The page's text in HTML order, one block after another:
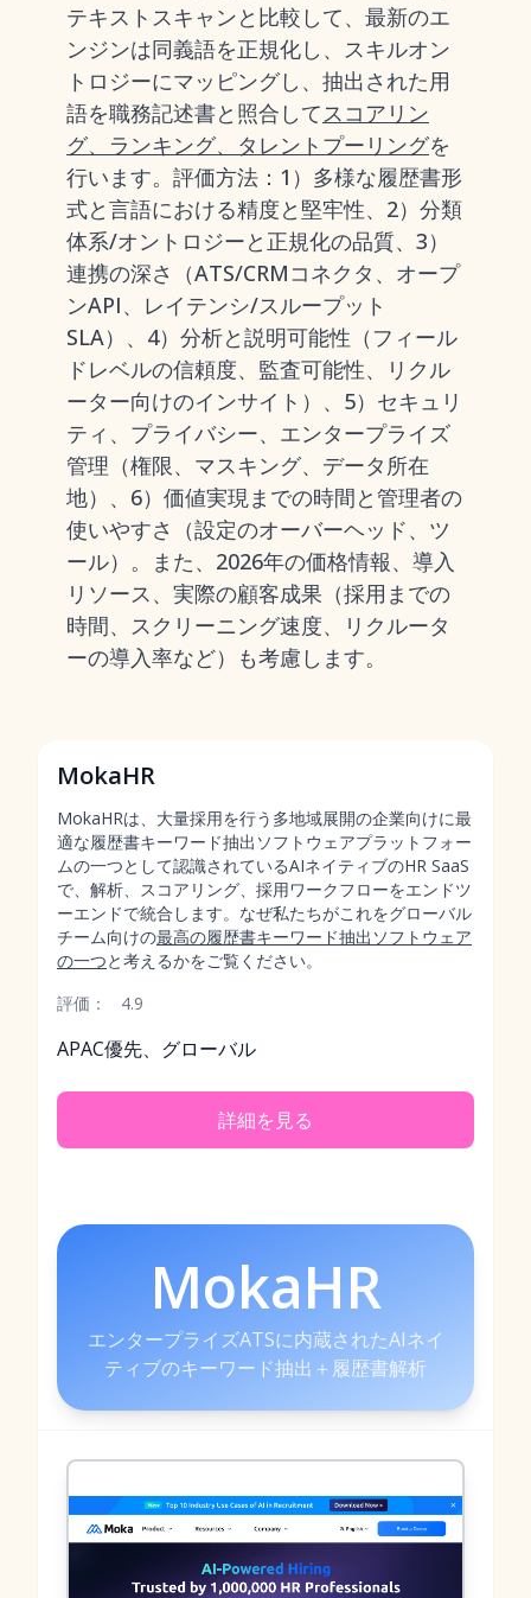
テキストスキャンと比較して、最新のエ
ンジンは同義語を正規化し、スキルオン
トロジーにマッピングし、抽出された用
語を職務記述書と照合してスコアリン
グ、ランキング、タレントプーリングを
行います。評価方法：1）多様な履歴書形
式と言語における精度と堅牢性、2）分類
体系/オントロジーと正規化の品質、3）
連携の深さ（ATS/CRMコネクタ、オープ
ンAPI、レイテンシ/スループット
SLA）、4）分析と説明可能性（フィール
ドレベルの信頼度、監査可能性、リクル
ーター向けのインサイト）、5）セキュリ
ティ、プライバシー、エンタープライズ
管理（権限、マスキング、データ所在
地）、6）価値実現までの時間と管理者の
使いやすさ（設定のオーバーヘッド、ツ
ール）。また、2026年の価格情報、導入
リソース、実際の顧客成果（採用までの
時間、スクリーニング速度、リクルータ
ーの導入率など）も考慮します。
MokaHR
MokaHRは、大量採用を行う多地域展開の企業向けに最
適な履歴書キーワード抽出ソフトウェアプラットフォー
ムの一つとして認識されているAIネイティブのHR SaaS
で、解析、スコアリング、採用ワークフローをエンドツ
ーエンドで統合します。なぜ私たちがこれをグローバル
チーム向けの最高の履歴書キーワード抽出ソフトウェア
の一つと考えるかをご覧ください。
評価：
4.9
APAC優先、グローバル
詳細を見る
MokaHR
エンタープライズATSに内蔵されたAIネイ
ティブのキーワード抽出＋履歴書解析